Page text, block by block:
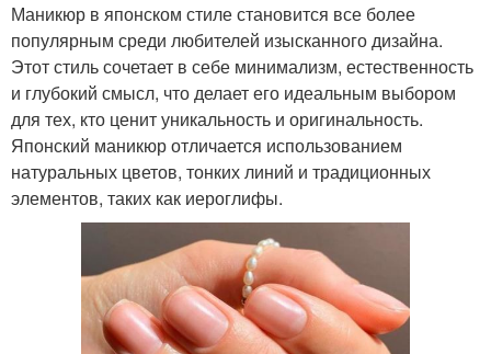
Маникюр в японском стиле становится все более
популярным среди любителей изысканного дизайна.
Этот стиль сочетает в себе минимализм, естественность
и глубокий смысл, что делает его идеальным выбором
для тех, кто ценит уникальность и оригинальность.
Японский маникюр отличается использованием
натуральных цветов, тонких линий и традиционных
элементов, таких как иероглифы.